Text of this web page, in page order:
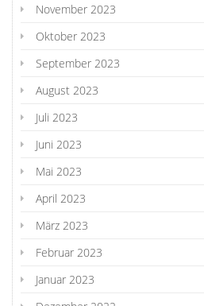
November 2023
Oktober 2023
September 2023
August 2023
Juli 2023
Juni 2023
Mai 2023
April 2023
März 2023
Februar 2023
Januar 2023